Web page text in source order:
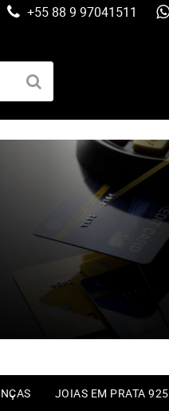
+55 88 9 97041511
JOIAS EM PRATA 925